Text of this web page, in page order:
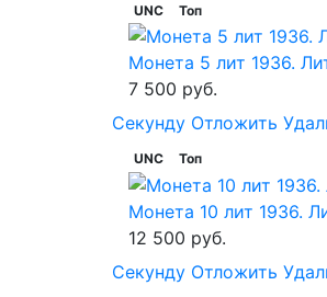
UNC Топ
Монета 5 лит 1936.
7 500 руб.
Cекунду Отложить
UNC Топ
Монета 10 лит 1936.
12 500 руб.
Cекунду Отложить